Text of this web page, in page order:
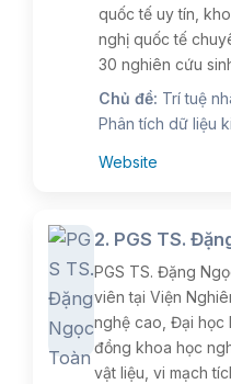
quốc tế uy tín,
nghị quốc tế
30 nghiên cứu
Chủ đề: Trí tuệ
Phân tích dữ liệu
Website
2. PGS TS.
PGS TS. Đặng
viên tại Viện
nghệ cao, Đại học
đồng khoa học
vật liệu, vi mạch